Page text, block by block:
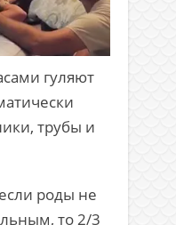
гуляют
трубы и
роды не
то 2/3